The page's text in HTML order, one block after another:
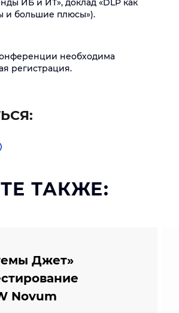
ИБ и ИТ», доклад «DLP как
и большие плюсы»).
необходима
регистрация.
ТАКЖЕ:
Джет»
Novum